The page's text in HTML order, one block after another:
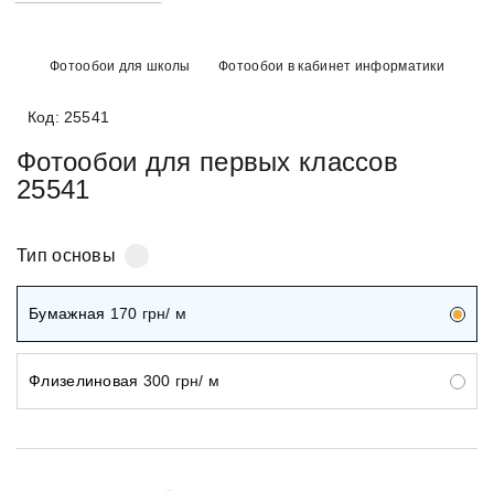
Фотообои для школы Фотообои в кабинет информатики
Код: 25541
Фотообои для первых классов
25541
Тип основы
Бумажная 170 грн/ м
Флизелиновая 300 грн/ м